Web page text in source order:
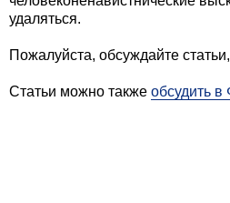
удаляться.
Пожалуйста, обсуждайте
Статьи можно также обсудить в